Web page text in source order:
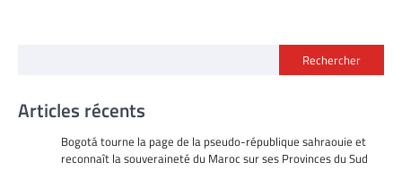
Rechercher
Articles récents
Bogotá tourne la page de la pseudo-république sahraouie et
reconnaît la souveraineté du Maroc sur ses Provinces du Sud